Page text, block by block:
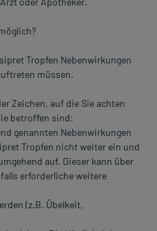
Tropfen Nebenwirkungen
müssen.
Zeichen, auf die Sie achten
betroffen sind:
genannten Nebenwirkungen
Tropfen nicht weiter ein und
auf. Dieser kann über
erforderliche weitere
(z.B. Übelkeit,